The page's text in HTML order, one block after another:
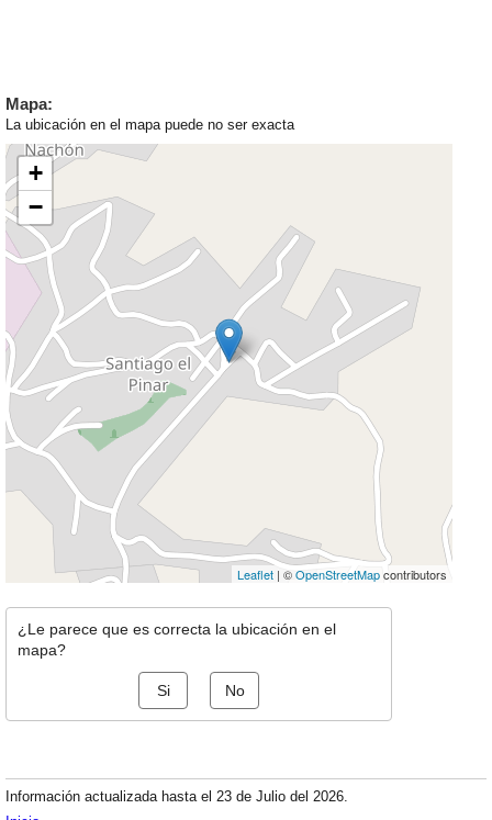
Mapa:
La ubicación en el mapa puede no ser exacta
+
−
Leaflet | ©OpenStreetMapcontributors
¿Le parece que es correcta la ubicación en el
mapa?
Si No
Información actualizada hasta el 23 de Julio del 2026.